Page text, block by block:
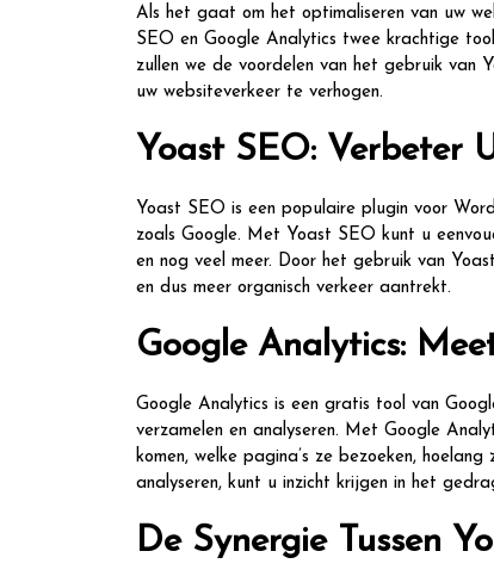
Als het gaat om het optimaliseren van uw
SEO en Google Analytics twee krachtige
zullen we de voordelen van het gebruik van
uw websiteverkeer te verhogen.
Yoast SEO: Verbeter
Yoast SEO is een populaire plugin voor
zoals Google. Met Yoast SEO kunt u
en nog veel meer. Door het gebruik van
en dus meer organisch verkeer aantrekt.
Google Analytics:
Google Analytics is een gratis tool van
verzamelen en analyseren. Met Google
komen, welke pagina’s ze bezoeken,
analyseren, kunt u inzicht krijgen in het
De Synergie Tussen